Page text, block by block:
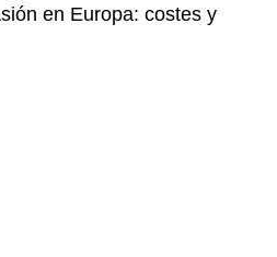
en Europa: costes y